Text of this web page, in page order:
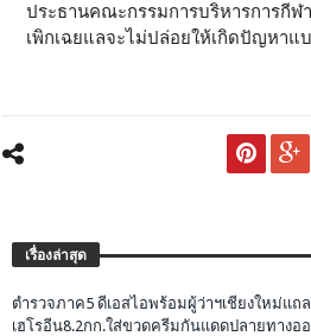
ประธานคณะกรรมการบริหารการกีฬ
เพิกเฉยแลจะไม่ปล่อยให้เกิดปัญหา
เรื่องล่าสุด
ตำรวจภาค5 ดีเอสไอพร้อมผู้ว่าฯเชียงใหม่แถ
เฮโรอีน8.2กก.ใส่ขวดครีมกันแดดปลายทางออ